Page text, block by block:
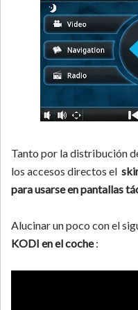
Tanto por la distribución
los accesos directos el
para usarse en pantallas
Alucinar un poco con el
KODI en el coche: